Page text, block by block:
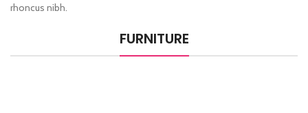
rhoncus nibh.
FURNITURE